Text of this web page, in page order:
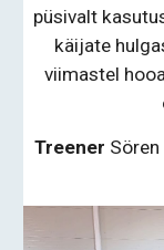
püsivalt
käijate
viimastel
Treener